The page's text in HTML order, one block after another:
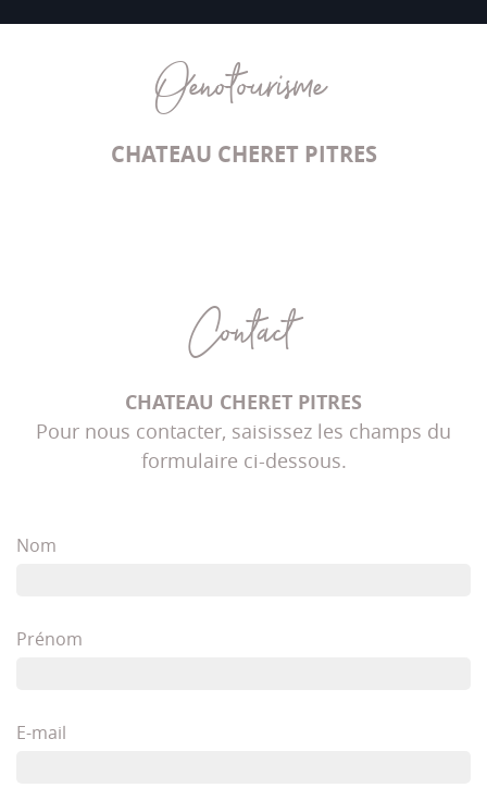
Oenotourisme
CHATEAU CHERET PITRES
Contact
CHATEAU CHERET PITRES
Pour nous contacter, saisissez les champs du
formulaire ci-dessous.
Nom
Prénom
E-mail